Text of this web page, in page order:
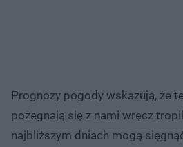
Prognozy pogody wskazują, że
pożegnają się z nami wręcz
najbliższym dniach mogą